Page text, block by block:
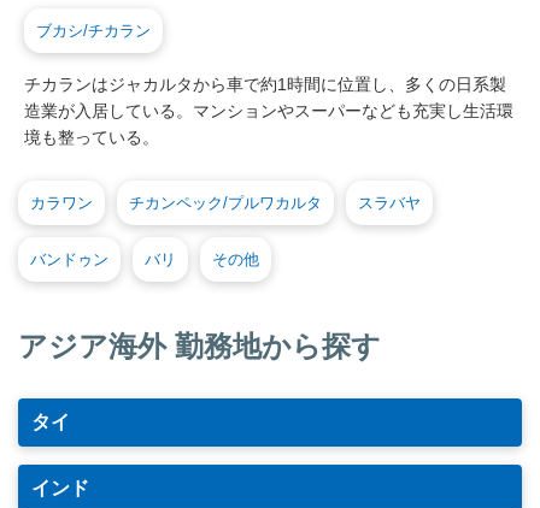
ブカシ/チカラン
チカランはジャカルタから車で約1時間に位置し、多くの日系製
造業が入居している。マンションやスーパーなども充実し生活環
境も整っている。
カラワン チカンペック/プルワカルタ スラバヤ
バンドゥン バリ その他
アジア海外 勤務地から探す
タイ
インド